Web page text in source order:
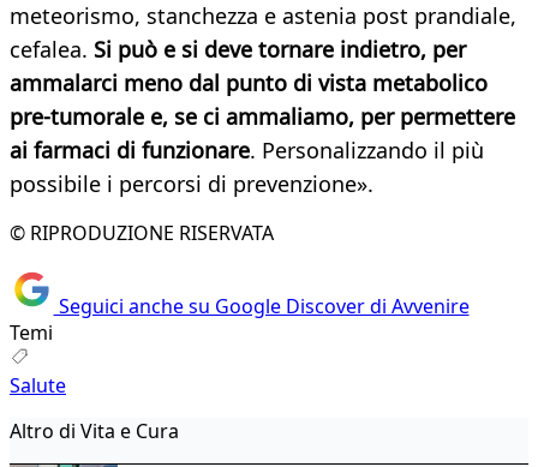
meteorismo, stanchezza e astenia post prandiale,
cefalea. Si può e si deve tornare indietro, per
ammalarci meno dal punto di vista metabolico
pre-tumorale e, se ci ammaliamo, per permettere
ai farmaci di funzionare. Personalizzando il più
possibile i percorsi di prevenzione».
© RIPRODUZIONE RISERVATA
Seguici anche su Google Discover di Avvenire
Temi
Salute
Altro di Vita e Cura